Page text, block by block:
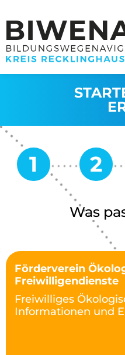
Was
Förderverein
Freiwilligendienste
Freiwilliges
Informationen und